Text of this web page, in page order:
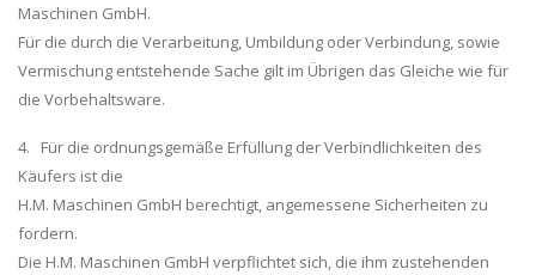
Maschinen GmbH.
Für die durch die Verarbeitung, Umbildung oder Verbindung, sowie
Vermischung entstehende Sache gilt im Übrigen das Gleiche wie für
die Vorbehaltsware.
4. Für die ordnungsgemäße Erfüllung der Verbindlichkeiten des
Käufers ist die
H.M. Maschinen GmbH berechtigt, angemessene Sicherheiten zu
fordern.
Die H.M. Maschinen GmbH verpflichtet sich, die ihm zustehenden